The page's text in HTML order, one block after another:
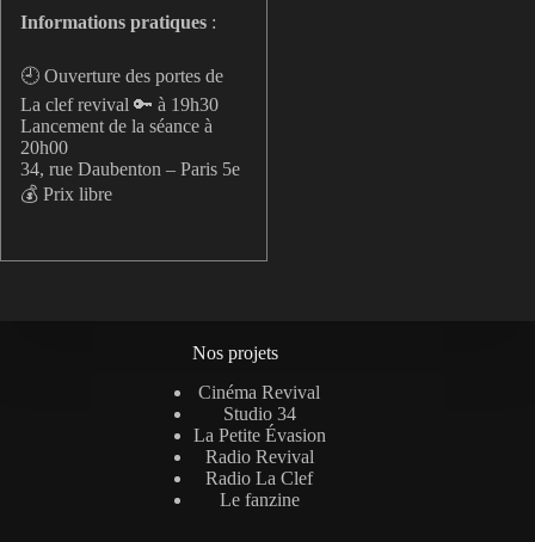
Informations pratiques :
🕘 Ouverture des portes de
La clef revival 🔑 à 19h30
Lancement de la séance à
20h00
34, rue Daubenton – Paris 5e
💰 Prix libre
Nos projets
Cinéma Revival
Studio 34
La Petite Évasion
Radio Revival
Radio La Clef
Le fanzine